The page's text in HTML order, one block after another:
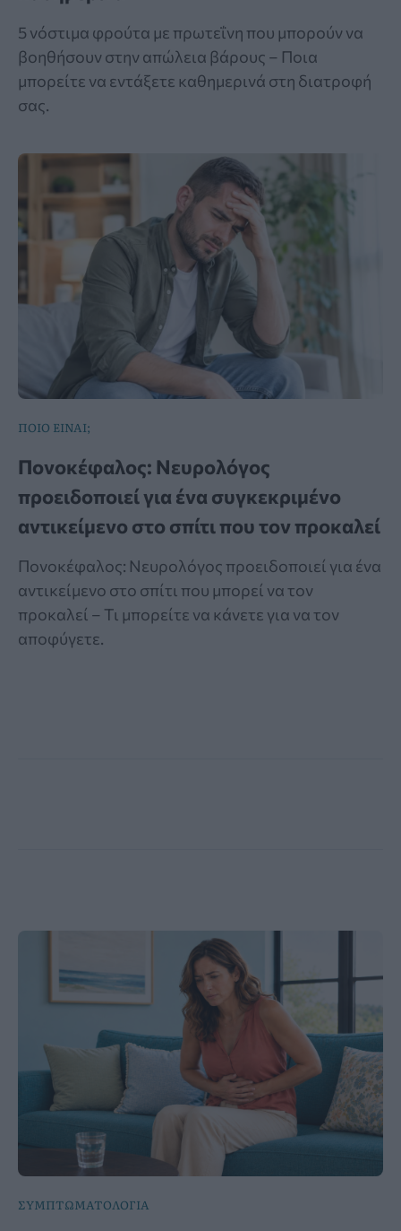
5 νόστιμα φρούτα με πρωτεΐνη που μπορούν να
βοηθήσουν στην απώλεια βάρους – Ποια
μπορείτε να εντάξετε καθημερινά στη διατροφή
σας.
ΠΟΙΟ ΕΙΝΑΙ;
Πονοκέφαλος: Νευρολόγος
προειδοποιεί για ένα συγκεκριμένο
αντικείμενο στο σπίτι που τον προκαλεί
Πονοκέφαλος: Νευρολόγος προειδοποιεί για ένα
αντικείμενο στο σπίτι που μπορεί να τον
προκαλεί – Τι μπορείτε να κάνετε για να τον
αποφύγετε.
ΣΥΜΠΤΩΜΑΤΟΛΟΓΙΑ